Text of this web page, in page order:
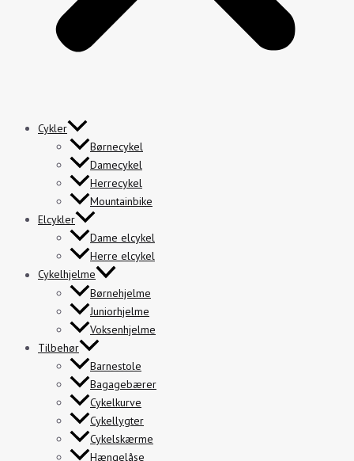
Cykler
Børnecykel
Damecykel
Herrecykel
Mountainbike
Elcykler
Dame elcykel
Herre elcykel
Cykelhjelme
Børnehjelme
Juniorhjelme
Voksenhjelme
Tilbehør
Barnestole
Bagagebærer
Cykelkurve
Cykellygter
Cykelskærme
Hængelåse